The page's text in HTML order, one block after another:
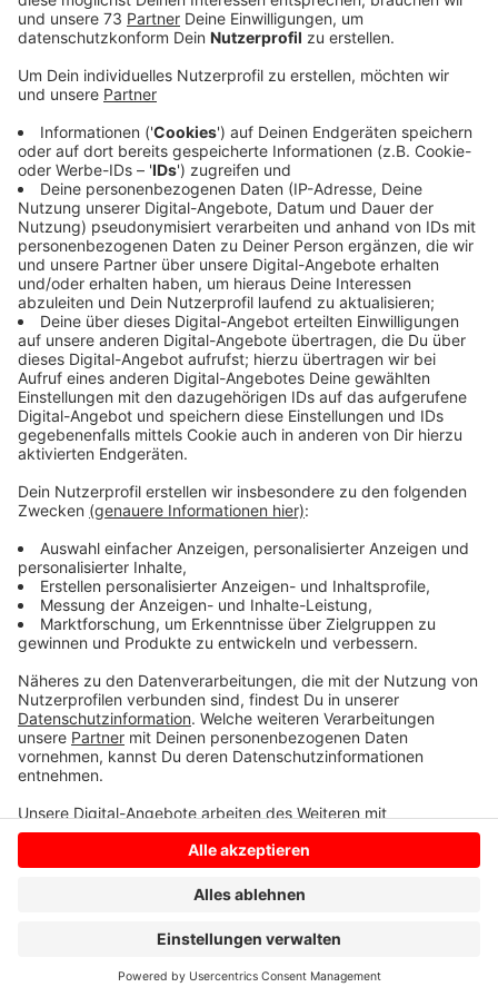
Veröffentlicht:Donnerstag, 28.08.2025 07:02
Anzeige
Für mehr als 4.100 Kinder hier im Westmünsterland ist
heute ein ganz besonderer Tag. Die i-Dötzchen haben
heute ihren ersten Schultag. Das ist natürlich
besonders aufregend. Wir von RADIO WMW wollen
dazu beitragen, dass die i-Dötzchen auch in den
kommenden Wochen und Monaten sicher zur Schule
und auch wieder nach Hause kommen - mit der
Verkehrssicherheitskampagne "Kreis Borken sieht
gelb!". Und das schon zum 20. Mal - gemeinsam mit
der Kreispolizei und dem Kreis Borken. Die "i-Dötzchen"
bekommen gelbe Käppis, um besser gesehen zu
werden; die Eltern erhalten einen Flyer mit
entsprechenden Tipps. Passend zum Schulbeginn
kontrolliert die Polizei auch an zehn Grundschulen den
Schulkinder" wurden an vielen Stellen aufgestellt.
Anzeige
Anzeige